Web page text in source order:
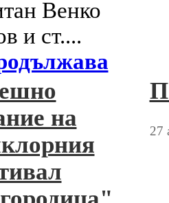
Венко
и ст....
на
27